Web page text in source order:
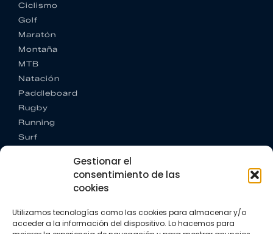
Gestionar el
consentimiento de las
cookies
Utilizamos tecnologías como las cookies para almacenar y/o
acceder a la información del dispositivo. Lo hacemos para
Ciclismo
Golf
Maratón
Montaña
MTB
Natación
Paddleboard
Rugby
Running
Surf
CONTACTO
+34 662 342 177
info@vkssport.com